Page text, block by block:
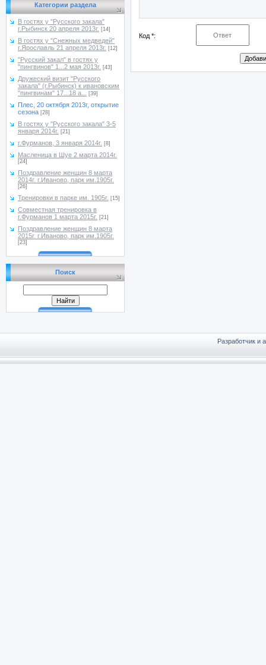
Категории раздела
В гостях у "Русского закала"
г.Рыбинск 20 апреля 2013г. [14]
В гостях у "Снежных медведей"
г.Ярославль 21 апреля 2013г. [12]
"Русский закал" в гостях у
"пингвинов" 1...2 мая 2013г. [43]
Дружеский визит "Русского
закала" (г.Рыбинск) к ивановским
"пингвинам" 17...18 а...
[39]
Плес, 20 октября 2013г, открытие
сезона [28]
В гостях у "Русского закала" 3-5
января 2014г. [21]
г.Фурманов, 3 января 2014г. [8]
Масленица в Шуе 2 марта 2014г.
[24]
Поздравление женщин 8 марта
2014г. г.Иваново, парк им.1905г.
[26]
Тренировки в парке им. 1905г. [15]
Совместная тренировка в
г.Фурманов 1 марта 2015г. [21]
Поздравление женщин 8 марта
2015г. г.Иваново, парк им.1905г.
[23]
Поиск
Код *:
Разработчик и